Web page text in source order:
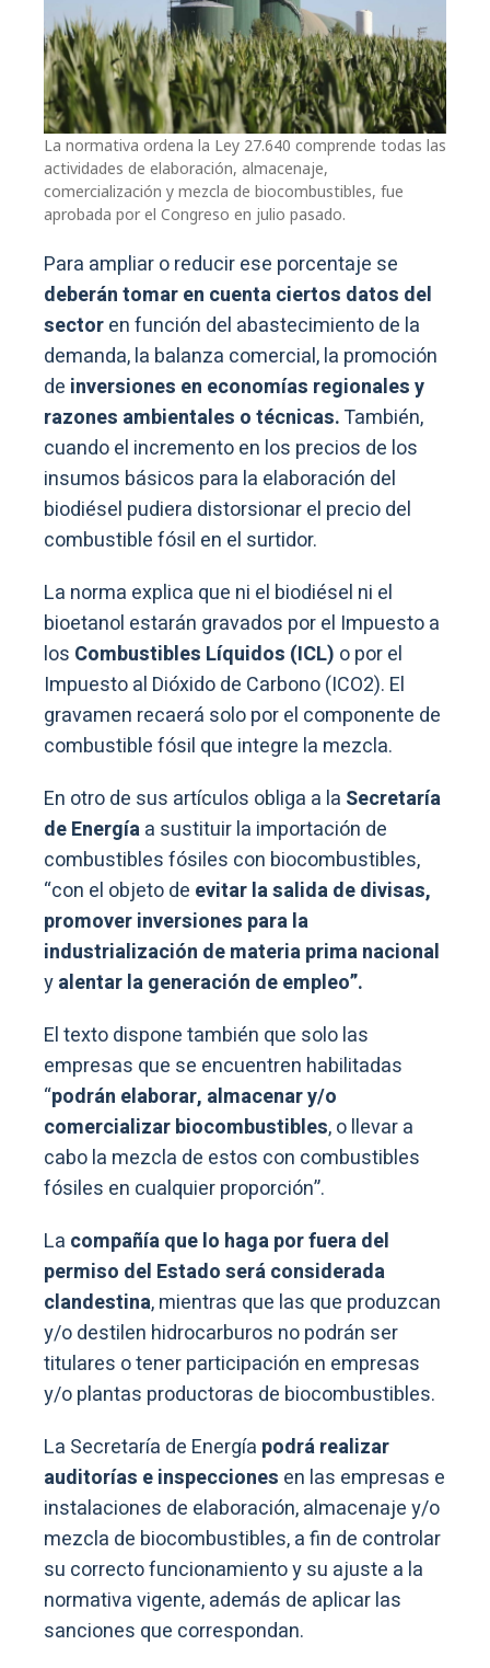
La normativa ordena la Ley 27.640 comprende todas las
actividades de elaboración, almacenaje,
comercialización y mezcla de biocombustibles, fue
aprobada por el Congreso en julio pasado.
Para ampliar o reducir ese porcentaje se
deberán tomar en cuenta ciertos datos del
sectoren función del abastecimiento de la
demanda, la balanza comercial, la promoción
de inversiones en economías regionales y
razones ambientales o técnicas.También,
cuando el incremento en los precios de los
insumos básicos para la elaboración del
biodiésel pudiera distorsionar el precio del
combustible fósil en el surtidor.
La norma explica que ni el biodiésel ni el
bioetanol estarán gravados por el Impuesto a
los Combustibles Líquidos (ICL) o por el
Impuesto al Dióxido de Carbono (ICO2). El
gravamen recaerá solo por el componente de
combustible fósil que integre la mezcla.
En otro de sus artículos obliga a la Secretaría
de Energíaa sustituir la importación de
combustibles fósiles con biocombustibles,
“con el objeto de evitar la salida de divisas,
promover inversiones para la
industrialización de materia prima nacional
yalentar la generación de empleo”.
El texto dispone también que solo las
empresas que se encuentren habilitadas
“podrán elaborar, almacenar y/o
comercializar biocombustibles, o llevar a
cabo la mezcla de estos con combustibles
fósiles en cualquier proporción”.
La compañía que lo haga por fuera del
permiso del Estado será considerada
clandestina, mientras que las que produzcan
y/o destilen hidrocarburos no podrán ser
titulares o tener participación en empresas
y/o plantas productoras de biocombustibles.
La Secretaría de Energía podrá realizar
auditorías e inspecciones en las empresas e
instalaciones de elaboración, almacenaje y/o
mezcla de biocombustibles, a fin de controlar
su correcto funcionamiento y su ajuste a la
normativa vigente, además de aplicar las
sanciones que correspondan.